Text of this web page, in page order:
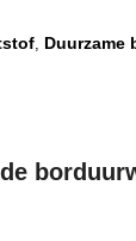
, Duurzame